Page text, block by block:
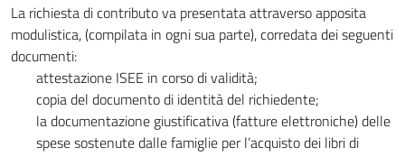
La richiesta di contributo va presentata attraverso apposita
modulistica, (compilata in ogni sua parte), corredata dei seguenti
documenti:
attestazione ISEE in corso di validità;
copia del documento di identità del richiedente;
la documentazione giustificativa (fatture elettroniche) delle
spese sostenute dalle famiglie per l’acquisto dei libri di